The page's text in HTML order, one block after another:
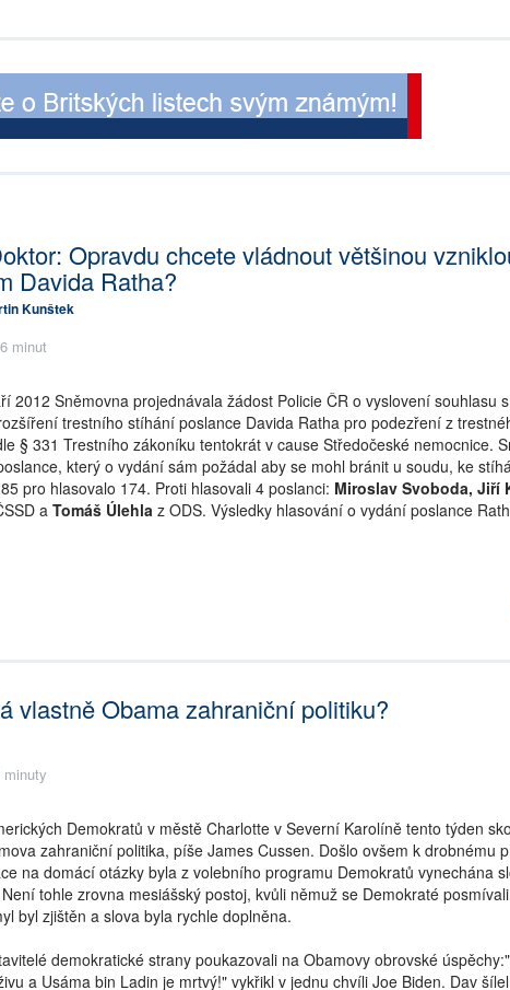
Opravdu chcete vládnout většinou
Davida Ratha?
Kunštek
minut
2012 Sněmovna projednávala žádost Policie ČR o vyslovení souhlasu s
trestního stíhání poslance Davida Ratha pro podezření z
§ 331 Trestního zákoníku tentokrát v cause Středočeské nemocnice.
který o vydání sám požádal aby se mohl bránit u soudu, ke
pro hlasovalo 174. Proti hlasovali 4 poslanci: Miroslav Svoboda, Jiří
a Tomáš Úlehla z ODS. Výsledky hlasování o vydání poslance
vlastně Obama zahraniční politiku?
Demokratů v městě Charlotte v Severní Karolíně tento týden
zahraniční politika, píše James Cussen. Došlo ovšem k drobnému
na domácí otázky byla z volebního programu Demokratů vynechána
tohle zrovna mesiášský postoj, kvůli němuž se Demokraté
byl zjištěn a slova byla rychle doplněna.
demokratické strany poukazovali na Obamovy obrovské
a Usáma bin Ladin je mrtvý!" vykřikl v jednu chvíli Joe Biden. Dav